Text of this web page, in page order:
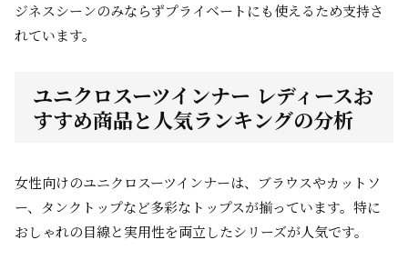
ジネスシーンのみならずプライベートにも使えるため支持さ
れています。
ユニクロスーツインナー レディースお
すすめ商品と人気ランキングの分析
女性向けのユニクロスーツインナーは、ブラウスやカットソ
ー、タンクトップなど多彩なトップスが揃っています。特に
おしゃれの目線と実用性を両立したシリーズが人気です。